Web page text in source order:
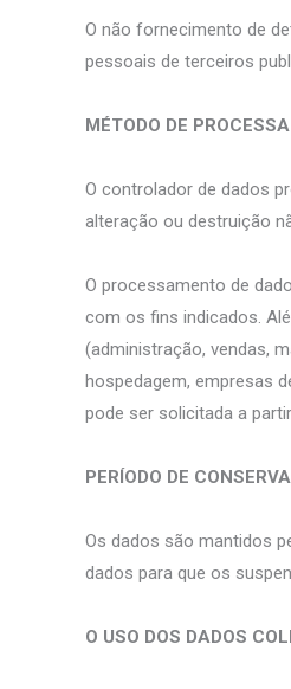
O não fornecimento de
pessoais de terceiros
MÉTODO DE
O controlador de dados
alteração ou destruição
O processamento de
com os fins indicados.
(administração, vendas,
hospedagem, empresas
pode ser solicitada a
PERÍODO DE
Os dados são mantidos
dados para que os
O USO DOS DADOS